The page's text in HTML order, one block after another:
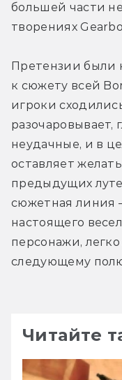
большей части
творениях
Претензии были
к сюжету всей
игроки
разочаровывает,
неудачные, и в
оставляет
предыдущих
сюжетная линия
настоящего
персонажи,
следующему
Читайте